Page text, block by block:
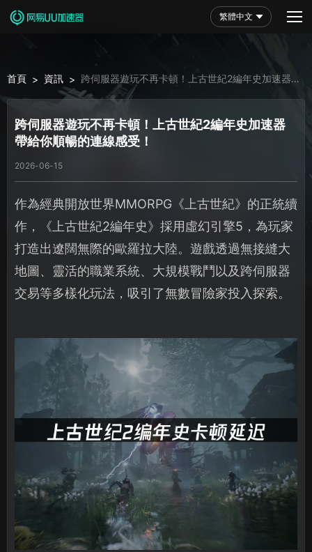
繁體中文
首頁 > 資訊 > 跨伺服器遊玩不再卡頓！上古世紀2編年史加速器帶
給你順暢的連線感受！
跨伺服器遊玩不再卡頓！上古世紀2編年史加速器
帶給你順暢的連線感受！
2026-06-15
作為經典開放世界MMORPG《上古世紀》的正統續
作，《上古世紀2編年史》採用虛幻引擎5，為玩家
打造出遼闊無際的歐羅拉大陸。遊戲透過無接縫大
地圖、靈活的職業系統、大規模戰鬥以及跨伺服器
交易等多樣化玩法，吸引了無數冒險家投入探索。